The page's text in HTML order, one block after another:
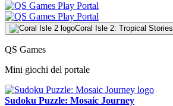
Coral Isle 2: Tropical Stories
QS Games
Mini giochi del portale
Sudoku Puzzle: Mosaic Journey